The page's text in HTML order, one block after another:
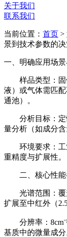
关于我们
联系我们
当前位置： 首页 >
景到技术参数的
一、明确应用场
样品类型：固
液）或气体需匹
通池）。
分析目标：定
量分析（如成分
环境要求：工
重精度与扩展性。
二、核心性能
光谱范围：覆盖
扩展至中红外（
分辨率：8cm⁻¹
基质中的微量成分